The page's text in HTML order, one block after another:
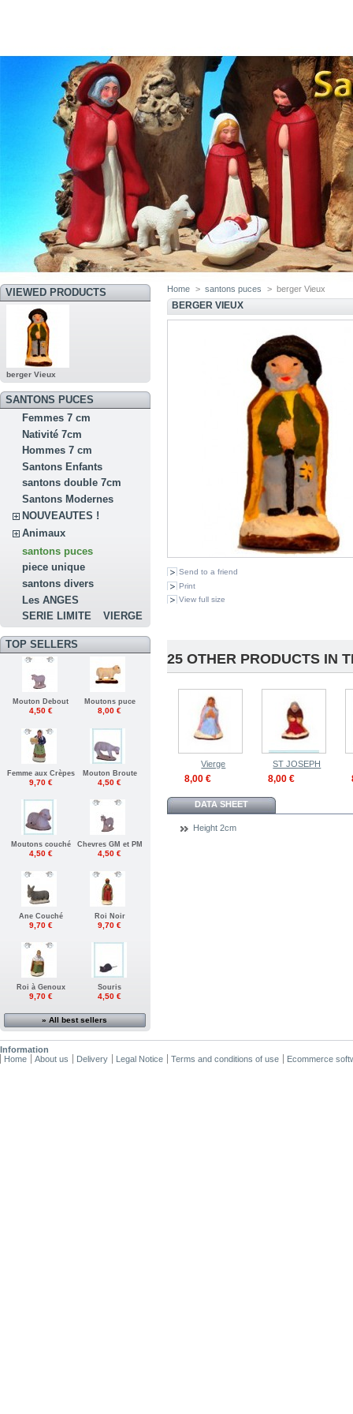
VIEWED PRODUCTS
berger Vieux
SANTONS PUCES
Femmes 7 cm
Nativité 7cm
Hommes 7 cm
Santons Enfants
santons double 7cm
Santons Modernes
NOUVEAUTES !
Animaux
santons puces
piece unique
santons divers
Les ANGES
SERIE LIMITE
VIERGE
TOP SELLERS
Mouton Debout
4,50 €
Moutons puce
8,00 €
Femme aux Crèpes
9,70 €
Mouton Broute
4,50 €
Moutons couché
4,50 €
Chevres GM et PM
4,50 €
Ane Couché
9,70 €
Roi Noir
9,70 €
Roi à Genoux
9,70 €
Souris
4,50 €
» All best sellers
Home > santons puces > berger Vieux
BERGER VIEUX
Send to a friend
Print
View full size
25 OTHER PRODUCTS IN
Vierge
8,00 €
ST JOSEPH
8,00 €
DATA SHEET
Height 2cm
Information
Home
About us Delivery Legal Notice Terms and conditions of use Ecommerce